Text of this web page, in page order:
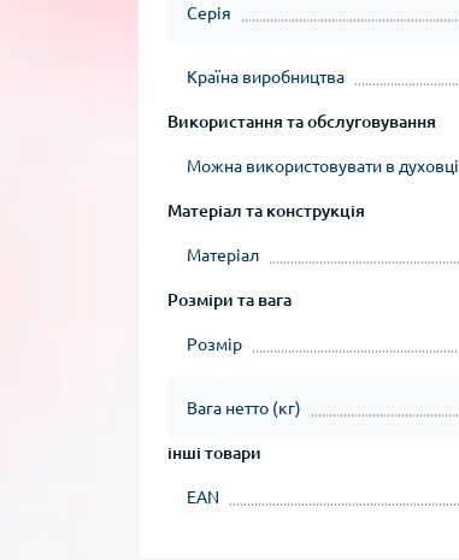
Серія
Країна виробництва
Використання та обслуговування
Можна використовувати в духовці
Матеріал та конструкція
Матеріал
Розміри та вага
Розмір
Вага нетто (кг)
інші товари
EAN